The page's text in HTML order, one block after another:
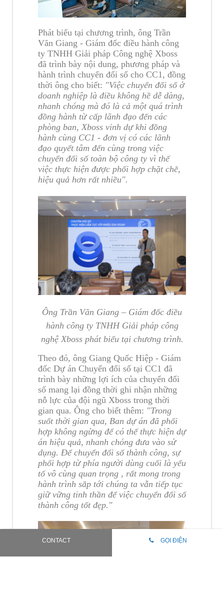
Phát biểu tại chương trình, ông Trần
Văn Giang - Giám đốc điều hành công
ty TNHH Giải pháp Công nghệ Xboss
đã trình bày nội dung, phương pháp và
hành trình chuyển đổi số cho CC1, đồng
thời ông cho biết: "Việc chuyển đổi số ở
doanh nghiệp là điều không hề dễ dàng,
nhanh chóng mà đó là cả một quá trình
đồng hành từ cấp lãnh đạo đến các
phòng ban, Xboss vinh dự khi đồng
hành cùng CC1 - đơn vị có các lãnh
đạo quyết tâm đến cùng trong việc
chuyển đổi số toàn bộ công ty vì thế
việc thực hiện được phối hợp chặt chẽ,
hiệu quả hơn rất nhiều".
Ông Trần Văn Giang – Giám đốc điều
hành công ty TNHH Giải pháp công
nghệ Xboss phát biểu tại chương trình.
Theo đó, ông Giang Quốc Hiệp - Giám
đốc Dự án Chuyển đổi số tại CC1 đã
trình bày những lợi ích của chuyển đổi
số mang lại đồng thời ghi nhận những
nỗ lực của đội ngũ Xboss trong thời
gian qua. Ông cho biết thêm: "Trong
suốt thời gian qua, Ban dự án đã phối
hợp không ngừng để có thể thực hiện dự
án hiệu quả, nhanh chóng đưa vào sử
dụng. Để chuyển đổi số thành công, sự
phối hợp từ phía người dùng cuối là yếu
tố vô cùng quan trọng , rất mong trong
hành trình sắp tới chúng ta vẫn tiếp tục
giữ vững tinh thần để việc chuyển đổi số
thành công tốt đẹp."
CONTACT GỌI ĐIỆN